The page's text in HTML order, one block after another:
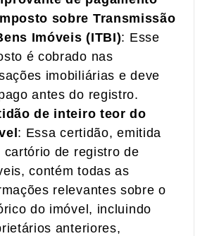
sobre Transmissão
Imóveis (ITBI): Esse
é cobrado nas
imobiliárias e deve
antes do registro.
de inteiro teor do
: Essa certidão, emitida
cartório de registro de
contém todas as
relevantes sobre o
do imóvel, incluindo
anteriores,